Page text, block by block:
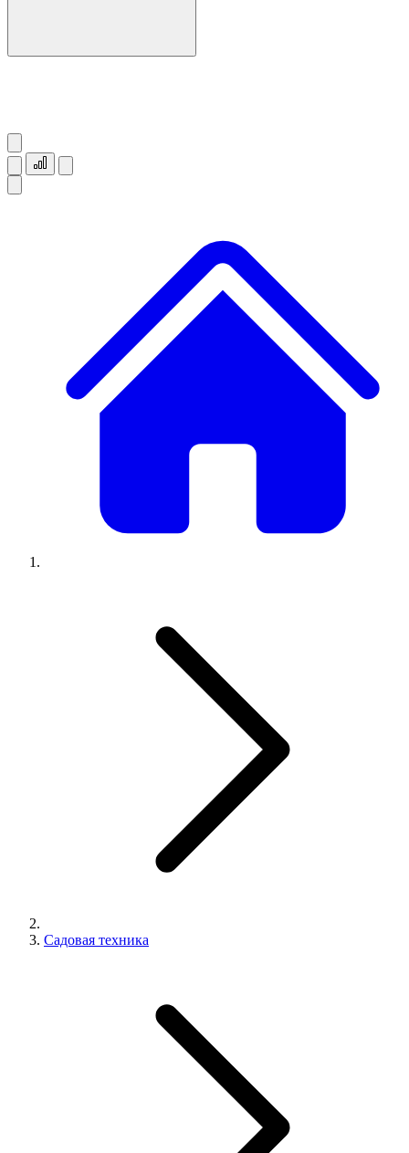
Садовая техника